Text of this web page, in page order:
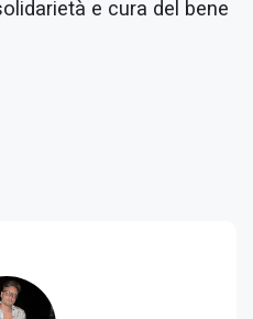
e cura del bene